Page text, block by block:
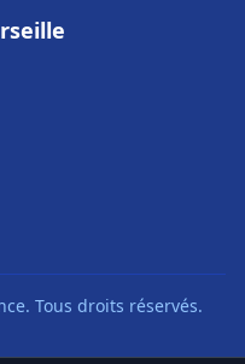
Tous droits réservés.